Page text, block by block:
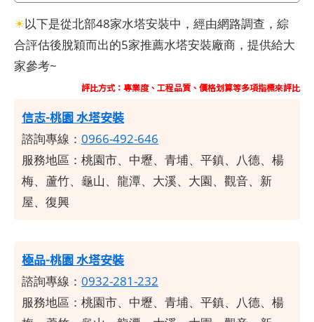
☀以下是從北部48家水塔安裝中，經由網路調查，綜
合評估後脫穎而出的5家推薦水塔安裝廠商，提供給大
家參考~
評比方式：專業度、工程品質、價格划算等多項指標來評比
信志-桃園 水塔安裝
諮詢專線： 0966-492-646
服務地區：桃園市、中壢、青埔、平鎮、八德、楊
梅、蘆竹、龜山、龍潭、大溪、大園、觀音、新
屋、復興
極品-桃園 水塔安裝
諮詢專線： 0932-281-232
服務地區：桃園市、中壢、青埔、平鎮、八德、楊